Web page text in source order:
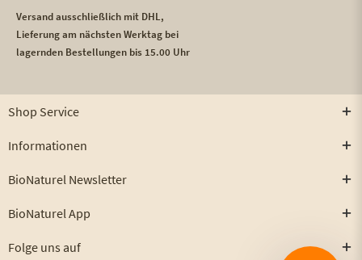
Versand ausschließlich mit DHL,
Lieferung am nächsten Werktag bei
lagernden Bestellungen bis 15.00 Uhr
Shop Service
Informationen
BioNaturel Newsletter
BioNaturel App
Folge uns auf